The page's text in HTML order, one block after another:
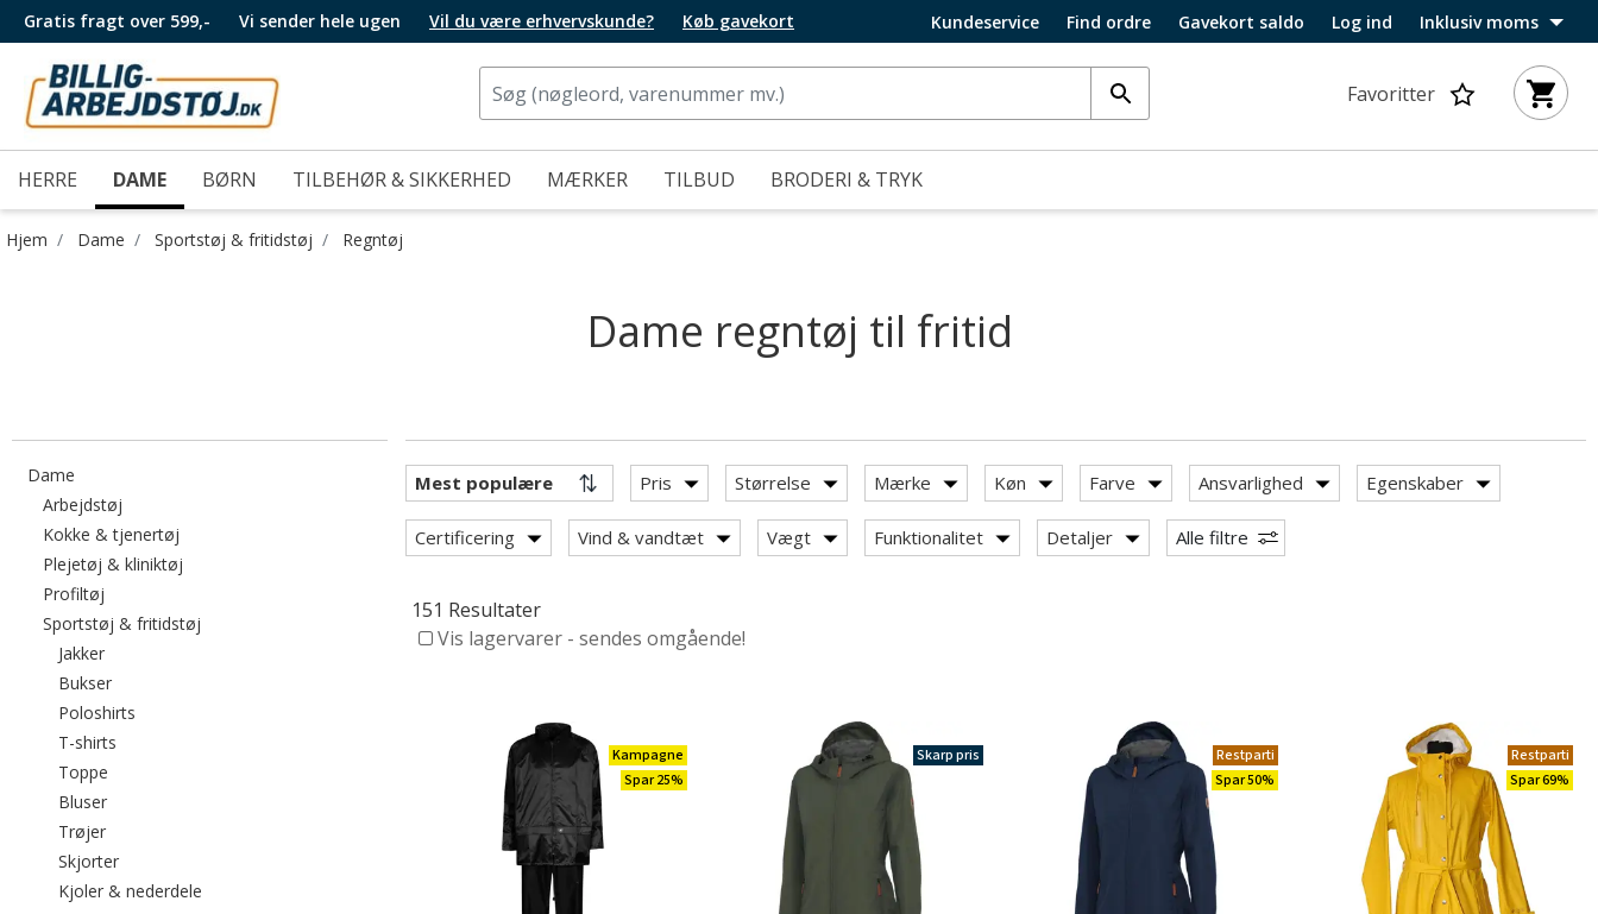
Gratis fragt over 599,- Vi sender hele ugen Vil du være erhvervskunde? Køb gavekort Kundeservice Find ordre Gavekort saldo Log ind Inklusiv moms
Favoritter
HERRE DAME BØRN TILBEHØR & SIKKERHED MÆRKER TILBUD BRODERI & TRYK
Hjem Dame Sportstøj & fritidstøj Regntøj
Dame regntøj til fritid
Dame
Arbejdstøj
Kokke & tjenertøj Filtrér efter category: Kokke & tjenertøj
Plejetøj & kliniktøj Filtrér efter category: Plejetøj & kliniktøj
Profiltøj
Sportstøj & fritidstøj Filtrér efter category: Sportstøj & fritidstøj
JakkerFiltrér efter category: Jakker
BukserFiltrér efter category: Bukser
Poloshirts
T-shirts
Toppe
BluserFiltrér efter category: Bluser
TrøjerFiltrér efter category: Trøjer
SkjorterFiltrér efter category: Skjorter
Kjoler & nederdele
Pris Størrelse Mærke Køn Farve Ansvarlighed Egenskaber
Certificering Vind & vandtæt Vægt Funktionalitet Detaljer Alle filtre
151 Resultater
Vis lagervarer - sendes omgående!
Kampagne
Spar 25%
Skarp pris
Restparti
Spar 50%
Restparti
Spar 69%